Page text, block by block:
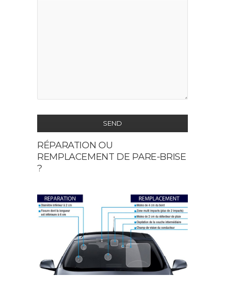
SEND
This
field
should
left
blank
RÉPARATION OU
REMPLACEMENT DE PARE-BRISE
?